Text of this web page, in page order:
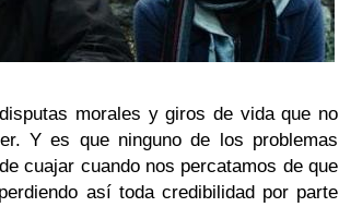
morales y giros de vida que no
Y es que ninguno de los problemas
cuajar cuando nos percatamos de que
así toda credibilidad por parte